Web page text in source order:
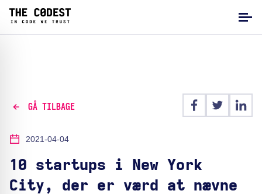
GÅ TILBAGE
2021-04-04
10 startups i New York
City, der er værd at nævne